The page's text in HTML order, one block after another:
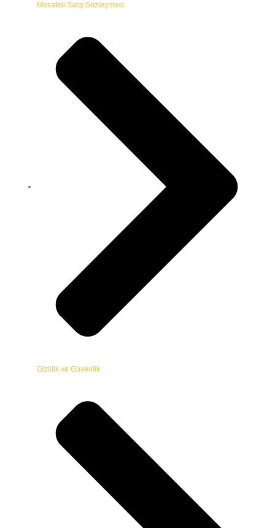
Mesafeli Satış Sözleşmesi
Gizlilik ve Güvenlik